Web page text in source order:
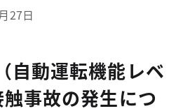
27日
自動運転機能レベ
事故の発生につ